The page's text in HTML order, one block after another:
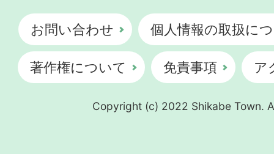
お問い合わせ 個人情報の取扱に
著作権について 免責事項 ア
Copyright (c) 2022 Shikabe Town.